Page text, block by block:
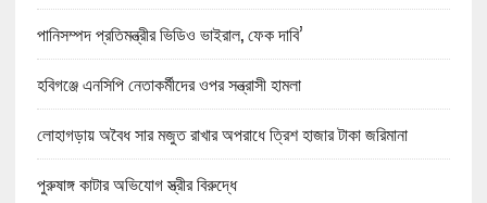
পানিসম্পদ প্রতিমন্ত্রীর ভিডিও ভাইরাল, ফেক দাবি’
হবিগঞ্জে এনসিপি নেতাকর্মীদের ওপর সন্ত্রাসী হামলা
লোহাগড়ায় অবৈধ সার মজুত রাখার অপরাধে ত্রিশ হাজার টাকা জরিমানা
পুরুষাঙ্গ কাটার অভিযোগ স্ত্রীর বিরুদ্ধে